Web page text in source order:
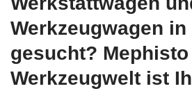
Werkzeugwagen
gesucht? Mephisto
Werkzeugwelt ist